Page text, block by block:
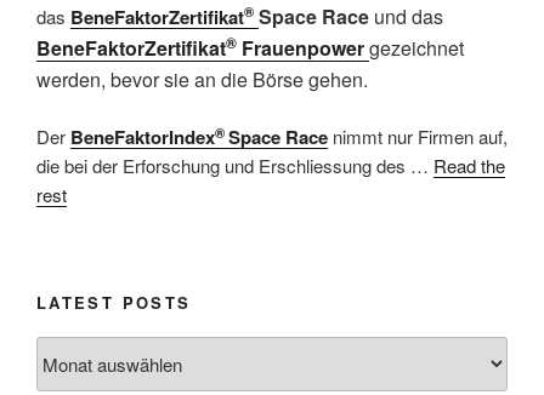
das BeneFaktorZertifikat® Space Race und das
BeneFaktorZertifikat® Frauenpowergezeichnet
werden, bevor sie an die Börse gehen.
Der BeneFaktorIndex®Space Race nimmt nur Firmen auf,
die bei der Erforschung und Erschliessung des … Read the
rest
LATEST POSTS
posts